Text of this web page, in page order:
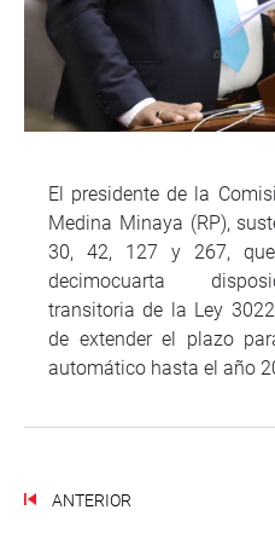
El presidente de la
Medina Minaya (RP),
30, 42, 127 y 267,
decimocuarta
transitoria de la Ley
de extender el plazo
automático hasta el año
ANTERIOR